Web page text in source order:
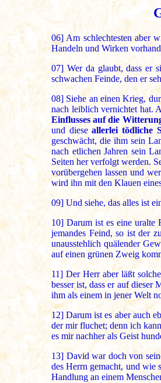
06]Am schlechtesten aber
Handeln und Wirken
07] Wer da glaubt, dass er
schwachen Feinde, den er
08] Siehe an einen Krieg,
nach leiblich vernichtet hat.
Einflusses auf die
und dieseallerlei tödliche
geschwächt, die ihm sein
nach etlichen Jahren sein
Seiten her verfolgt werden.
vorübergehen lassen und
wird ihn mit den Klauen
09] Und siehe, das alles ist
10] Darum ist es eine uralte
jemandes Feind, so ist der
unausstehlich quälender
auf einen grünen Zweig
11] Der Herr aber läßt
besser ist, dass er auf dieser
ihm als einem in jener Welt
12] Darum ist es aber auch
der mir fluchet; denn ich
es mir nachher als Geist
13] David war doch von
des Herrn gemacht, und wie
Handlung an einem